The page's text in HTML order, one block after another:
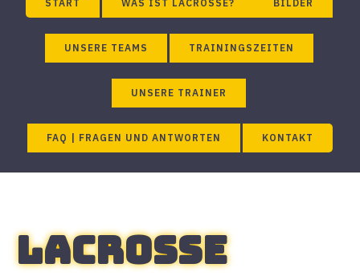
START WAS IST LACROSSE? BILDER
UNSERE TEAMS TRAININGSZEITEN
UNSERE TRAINER
FAQ | FRAGEN UND ANTWORTEN KONTAKT
Lacrosse